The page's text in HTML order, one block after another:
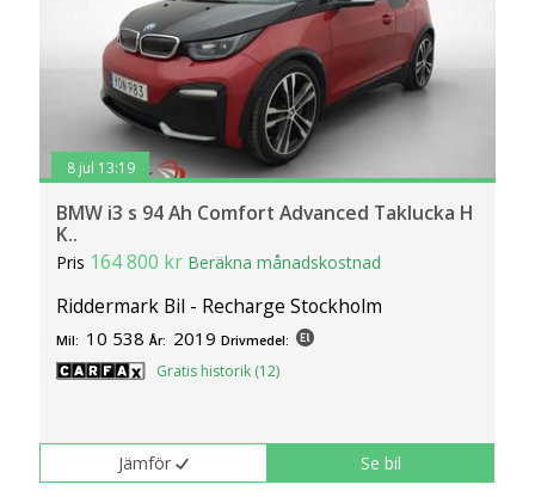
8 jul 13:19
BMW i3 s 94 Ah Comfort Advanced Taklucka H
K..
Pris 164 800 kr Beräkna månadskostnad
Riddermark Bil - Recharge Stockholm
Mil: 10 538 År: 2019 Drivmedel:
Gratis historik (12)
Jämför Se bil